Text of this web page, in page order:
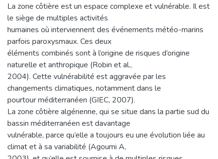
La zone côtière est un espace complexe et vulnérable. Il est
le siège de multiples activités
humaines où interviennent des événements météo-marins
parfois paroxysmaux. Ces deux
éléments combinés sont à l’origine de risques d’origine
naturelle et anthropique (Robin et al.,
2004). Cette vulnérabilité est aggravée par les
changements climatiques, notamment dans le
pourtour méditerranéen (GIEC, 2007).
La zone côtière algérienne, qui se situe dans la partie sud du
bassin méditerranéen est davantage
vulnérable, parce qu’elle a toujours eu une évolution liée au
climat et à sa variabilité (Agoumi A,